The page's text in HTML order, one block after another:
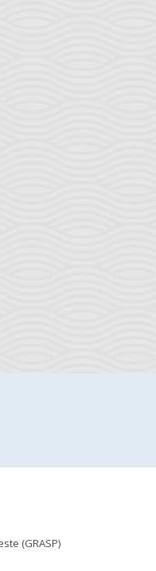
(GRASP)